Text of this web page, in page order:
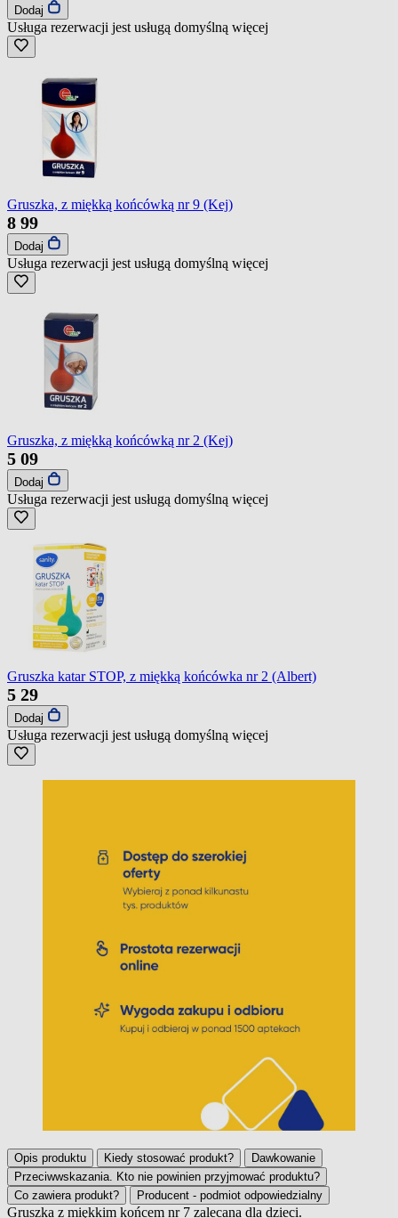
Dodaj
Usługa rezerwacji jest usługą domyślną więcej
Gruszka, z miękką końcówką nr 9 (Kej)
8 99
Dodaj
Usługa rezerwacji jest usługą domyślną więcej
Gruszka, z miękką końcówką nr 2 (Kej)
5 09
Dodaj
Usługa rezerwacji jest usługą domyślną więcej
Gruszka katar STOP, z miękką końcówka nr 2 (Albert)
5 29
Dodaj
Usługa rezerwacji jest usługą domyślną więcej
Opis produktu Kiedy stosować produkt?
Dawkowanie
Przeciwwskazania. Kto nie powinien przyjmować produktu?
Co zawiera produkt?
Producent - podmiot odpowiedzialny
Gruszka z miękkim końcem nr 7 zalecana dla dzieci.